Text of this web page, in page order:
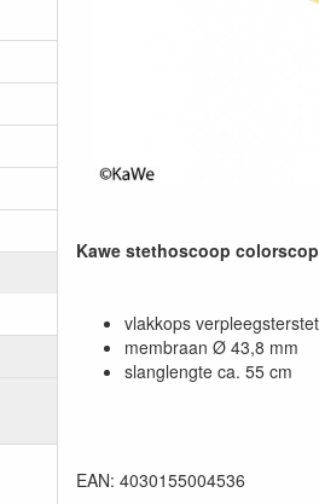
Kawe stethoscoop
vlakkops
membraan Ø 43,8 mm
slanglengte ca. 55 cm
EAN: 4030155004536